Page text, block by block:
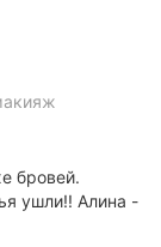
бровей.
ушли!! Алина -